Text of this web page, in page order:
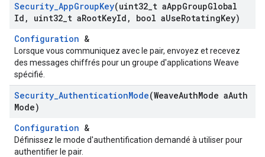
Security_AppGroupKey(uint32 t aAppGroupGlobal
Id , uint32 t aRootKeyId , bool aUseRotatingKey)
Configuration &
Lorsque vous communiquez avec le pair, envoyez et recevez
des messages chiffrés pour un groupe d'applications Weave
spécifié.
Security_AuthenticationMode(WeaveAuthMode aAuth
Mode)
Configuration &
Définissez le mode d'authentification demandé à utiliser pour
authentifier le pair.